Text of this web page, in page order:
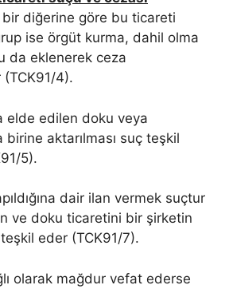
bir diğerine göre bu ticareti
ise örgüt kurma, dahil olma
da eklenerek ceza
(TCK91/4).
elde edilen doku veya
birine aktarılması suç teşkil
5).
dair ilan vermek suçtur
ve doku ticaretini bir şirketin
eder (TCK91/7).
olarak mağdur vefat ederse